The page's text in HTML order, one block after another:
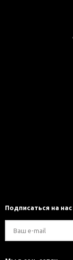
Подписаться на нас